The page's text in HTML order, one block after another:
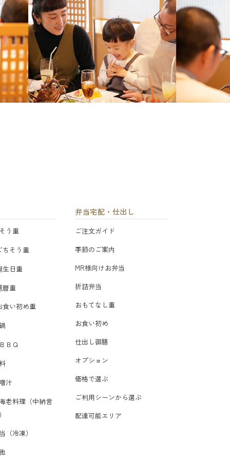
う重
ちそう重
生日重
暦重
食い初め重
ＢＱ
汁
老料理（中納言
（冷凍）
弁当宅配・仕出し
ご注文ガイド
季節のご案内
MR様向けお弁当
折詰弁当
おもてなし重
お食い初め
仕出し御膳
オプション
価格で選ぶ
ご利用シーンから選ぶ
配達可能エリア